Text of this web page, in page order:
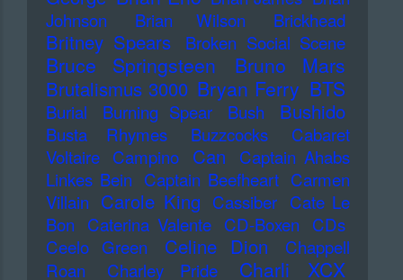
Johnson
Brian Wilson Brickhead
Britney Spears Broken Social Scene
Bruce Springsteen Bruno Mars
Brutalismus 3000 Bryan Ferry BTS
Burial Burning Spear Bush Bushido
Busta Rhymes Buzzcocks
Cabaret
Voltaire Campino Can
Captain Ahabs
Linkes Bein Captain Beefheart Carmen
Villain Carole King Cassiber Cate Le
Bon
Caterina Valente CD-Boxen
CDs
Ceelo Green
Celine Dion
Chappell
Roan
Charley Pride Charli XCX